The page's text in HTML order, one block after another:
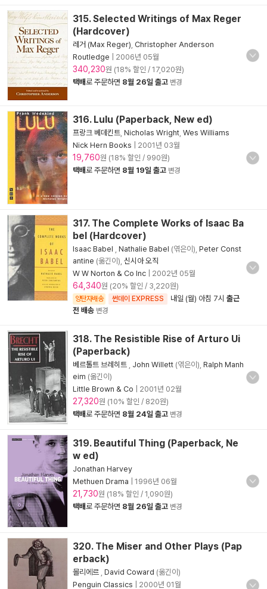
315. Selected Writings of Max Reger
(Hardcover)
레거 (Max Reger) Christopher Anderson
Routledge
2006년 05월
340,230원 (18% 할인 / 17,020원)
택배로 주문하면 8월 26일 출고 변경
316. Lulu (Paperback, New ed)
프랑크 베데킨트 Nicholas Wright Wes Williams
Nick Hern Books
2001년 03월
19,760원 (18% 할인 / 990원)
택배로 주문하면 8월 19일 출고 변경
317. The Complete Works of Isaac Ba
bel (Hardcover)
Isaac Babel Nathalie Babel (엮은이), Peter Const
antine (옮긴이), 신시아 오직
W W Norton & Co Inc
2002년 05월
64,340원 (20% 할인 / 3,220원)
양탄자배송 썬데이 EXPRESS 내일 (월) 아침 7시 출근
전 배송 변경
318. The Resistible Rise of Arturo Ui
(Paperback)
베르톨트 브레히트 John Willett (엮은이), Ralph Manh
eim (옮긴이)
Little Brown & Co
2001년 02월
27,320원 (10% 할인 / 820원)
택배로 주문하면 8월 24일 출고 변경
319. Beautiful Thing (Paperback, Ne
w ed)
Jonathan Harvey
Methuen Drama
1996년 06월
21,730원 (18% 할인 / 1,090원)
택배로 주문하면 8월 26일 출고 변경
320. The Miser and Other Plays (Pap
erback)
몰리에르 David Coward (옮긴이)
Penguin Classics
2000년 01월